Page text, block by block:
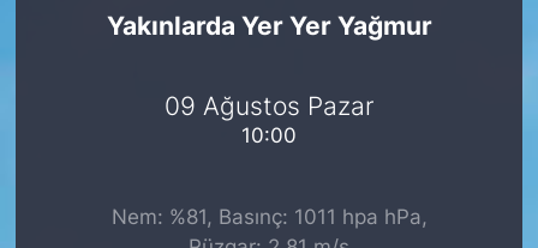
Yakınlarda Yer Yer Yağmur
09 Ağustos Pazar
10:00
Nem: %81, Basınç: 1011 hpa hPa,
SARIYER HABERLERİ